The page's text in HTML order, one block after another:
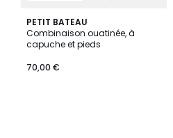
PETIT BATEAU
Combinaison ouatinée, à
capuche et pieds
70,00 €